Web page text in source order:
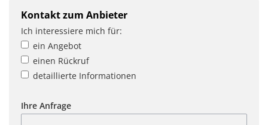
Kontakt zum Anbieter
Ich interessiere mich für:
ein Angebot
einen Rückruf
detaillierte Informationen
Ihre Anfrage